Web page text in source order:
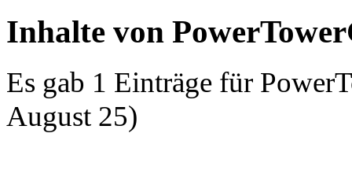
Inhalte von
Es gab 1 Einträge für
August 25)